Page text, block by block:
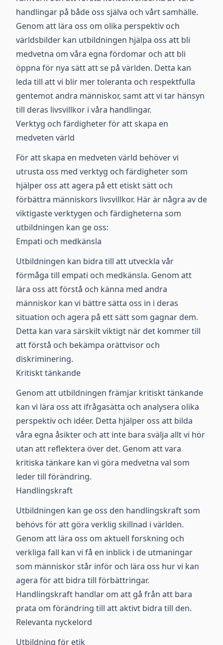
handlingar på både oss själva och vårt samhälle.
Genom att lära oss om olika perspektiv och
världsbilder kan utbildningen hjälpa oss att bli
medvetna om våra egna fördomar och att bli
öppna för nya sätt att se på världen. Detta kan
leda till att vi blir mer toleranta och respektfulla
gentemot andra människor, samt att vi tar hänsyn
till deras livsvillkor i våra handlingar.
Verktyg och färdigheter för att skapa en
medveten värld
För att skapa en medveten värld behöver vi
utrusta oss med verktyg och färdigheter som
hjälper oss att agera på ett etiskt sätt och
förbättra människors livsvillkor. Här är några av de
viktigaste verktygen och färdigheterna som
utbildningen kan ge oss:
Empati och medkänsla
Utbildningen kan bidra till att utveckla vår
förmåga till empati och medkänsla. Genom att
lära oss att förstå och känna med andra
människor kan vi bättre sätta oss in i deras
situation och agera på ett sätt som gagnar dem.
Detta kan vara särskilt viktigt när det kommer till
att förstå och bekämpa orättvisor och
diskriminering.
Kritiskt tänkande
Genom att utbildningen främjar kritiskt tänkande
kan vi lära oss att ifrågasätta och analysera olika
perspektiv och idéer. Detta hjälper oss att bilda
våra egna åsikter och att inte bara svälja allt vi hör
utan att reflektera över det. Genom att vara
kritiska tänkare kan vi göra medvetna val som
leder till förändring.
Handlingskraft
Utbildningen kan ge oss den handlingskraft som
behövs för att göra verklig skillnad i världen.
Genom att lära oss om aktuell forskning och
verkliga fall kan vi få en inblick i de utmaningar
som människor står inför och lära oss hur vi kan
agera för att bidra till förbättringar.
Handlingskraft handlar om att gå från att bara
prata om förändring till att aktivt bidra till den.
Relevanta nyckelord
Utbildning för etik